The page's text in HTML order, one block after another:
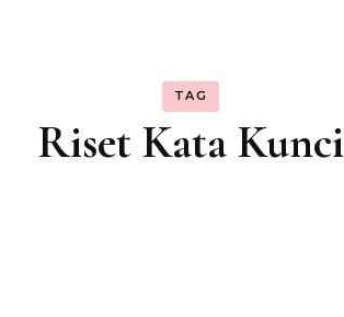
TAG
Riset Kata Kunci